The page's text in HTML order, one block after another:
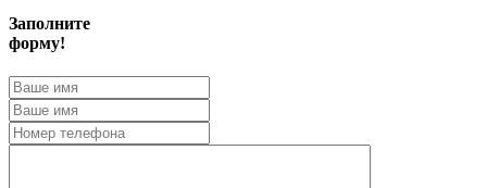
Заполните
форму!